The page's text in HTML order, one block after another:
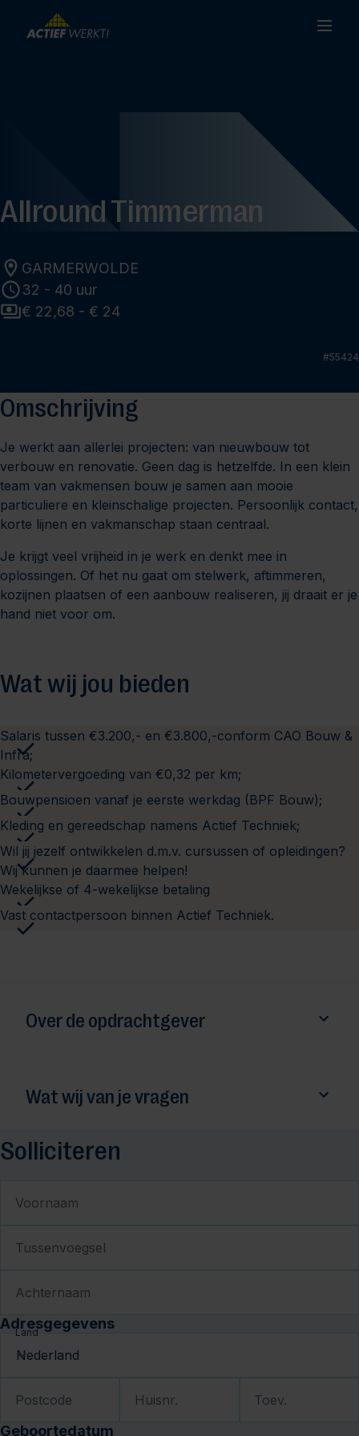
Allround Timmerman
GARMERWOLDE
32 - 40 uur
€ 22,68 - € 24
#55424
Omschrijving
Je werkt aan allerlei projecten: van nieuwbouw tot
verbouw en renovatie. Geen dag is hetzelfde. In een klein
team van vakmensen bouw je samen aan mooie
particuliere en kleinschalige projecten. Persoonlijk contact,
korte lijnen en vakmanschap staan centraal.
Je krijgt veel vrijheid in je werk en denkt mee in
oplossingen. Of het nu gaat om stelwerk, aftimmeren,
kozijnen plaatsen of een aanbouw realiseren, jij draait er je
hand niet voor om.
Wat wij jou bieden
Salaris tussen €3.200,- en €3.800,-conform CAO Bouw &
Infra;
Kilometervergoeding van €0,32 per km;
Bouwpensioen vanaf je eerste werkdag (BPF Bouw);
Kleding en gereedschap namens Actief Techniek;
Wil jij jezelf ontwikkelen d.m.v. cursussen of opleidingen?
Wij kunnen je daarmee helpen!
Wekelijkse of 4-wekelijkse betaling
Vast contactpersoon binnen Actief Techniek.
Over de opdrachtgever
Wat wij van je vragen
Solliciteren
Voornaam
Tussenvoegsel
Achternaam
Adresgegevens
Land
Postcode Huisnr. Toev.
Geboortedatum